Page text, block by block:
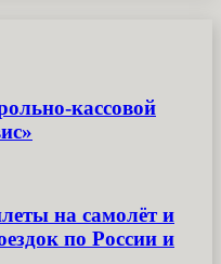
кассовой
на самолёт и
по России и